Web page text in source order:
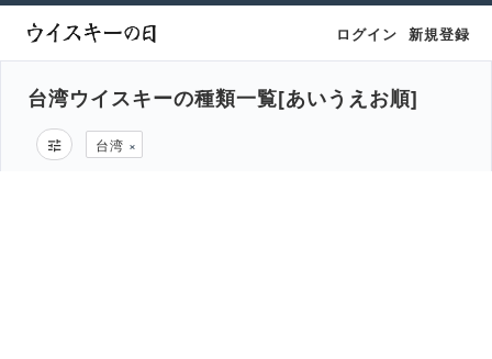
ログイン 新規登録
台湾ウイスキーの種類一覧[あいうえお順]
台湾 ×